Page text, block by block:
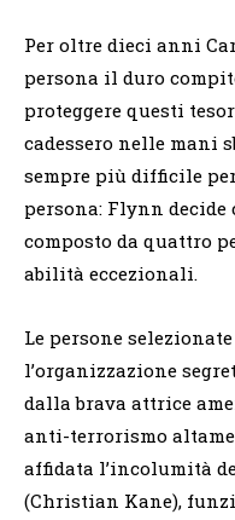
Per oltre dieci anni
persona il duro
proteggere questi
cadessero nelle mani
sempre più difficile
persona: Flynn
composto da quattro
abilità eccezionali.
Le persone
l’organizzazione
dalla brava attrice
anti-terrorismo
affidata l’incolumità
(Christian Kane),